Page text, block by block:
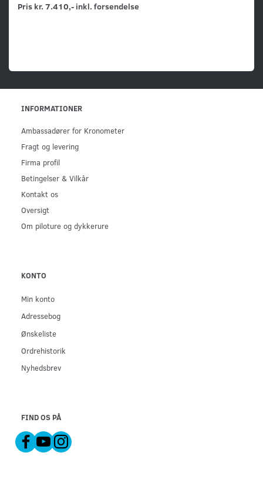
Pris kr. 7.410,- inkl. forsendelse
INFORMATIONER
Ambassadører for Kronometer
Fragt og levering
Firma profil
Betingelser & Vilkår
Kontakt os
Oversigt
Om piloture og dykkerure
KONTO
Min konto
Adressebog
Ønskeliste
Ordrehistorik
Nyhedsbrev
FIND OS PÅ